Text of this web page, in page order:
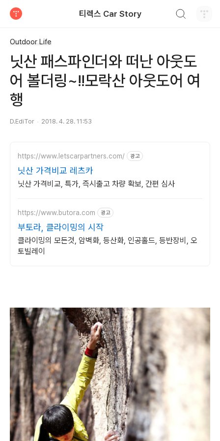
티렉스 Car Story
Outdoor Life
닛산 패스파인더와 떠난 아웃도
어 볼더링~!!모락산 아웃도어 여
행
D.EdiTor 2018. 4. 28. 11:53
https://www.letscarpartners.com/ 광고
닛산 가격비교 레츠카
닛산 가격비교, 특가, 즉시출고 차량 확보, 간편 심사
https://www.butora.com 광고
부토라, 클라이밍의 시작
클라이밍의 모든것, 암벽화, 등산화, 인공홀드, 등반장비, 오
토빌레이